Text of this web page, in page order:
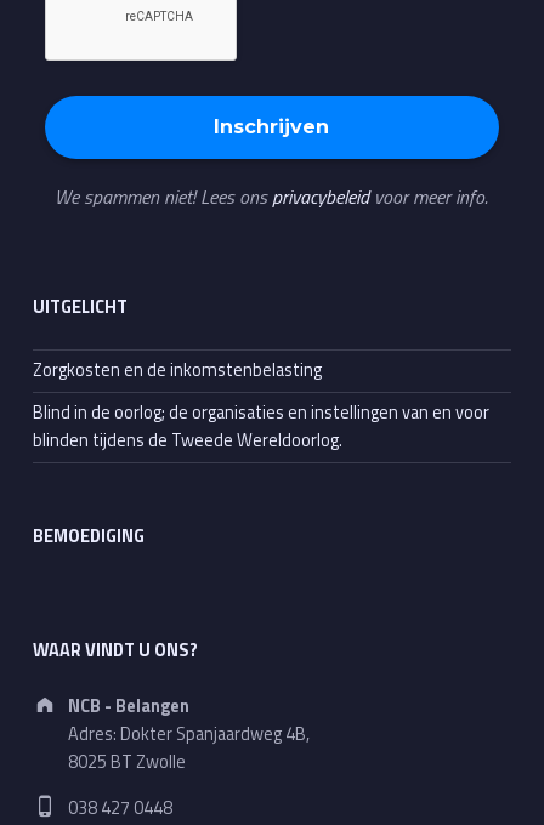
We spammen niet! Lees onsprivacybeleidvoor meer info.
UITGELICHT
Zorgkosten en de inkomstenbelasting
Blind in de oorlog; de organisaties en instellingen van en voor
blinden tijdens de Tweede Wereldoorlog.
BEMOEDIGING
WAAR VINDT U ONS?
Address:
NCB - Belangen
Adres: Dokter Spanjaardweg 4B,
8025 BT Zwolle
Phone number:
038 427 0448